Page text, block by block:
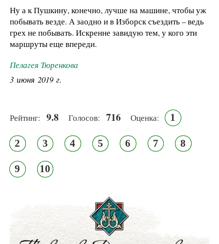
Ну а к Пушкину, конечно, лучше на машине, чтобы уж
побывать везде. А заодно и в Изборск съездить – ведь
грех не побывать. Искренне завидую тем, у кого эти
маршруты еще впереди.
Пелагея Тюренкова
3 июня 2019 г.
Рейтинг: 9.8 Голосов: 716 Оценка: 1
2 3 4 5 6 7 8
9 10